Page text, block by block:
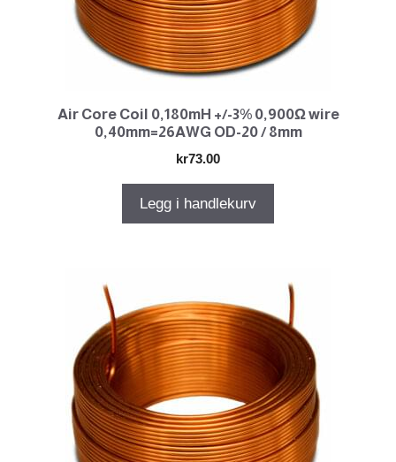
Air Core Coil 0,180mH +/-3% 0,900Ω wire
0,40mm=26AWG OD-20 / 8mm
kr73.00
Legg i handlekurv